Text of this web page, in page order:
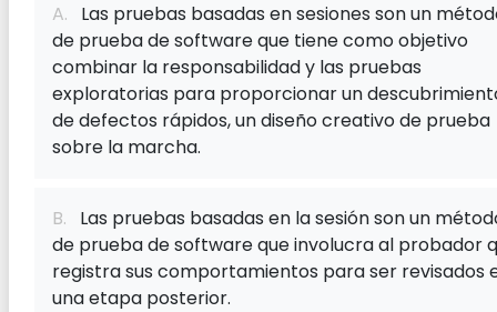
A. Las pruebas basadas en sesiones son un
de prueba de software que tiene como objetivo
combinar la responsabilidad y las pruebas
exploratorias para proporcionar un
de defectos rápidos, un diseño creativo de prueba
sobre la marcha.
B. Las pruebas basadas en la sesión son un
de prueba de software que involucra al probador
registra sus comportamientos para ser revisados
una etapa posterior.